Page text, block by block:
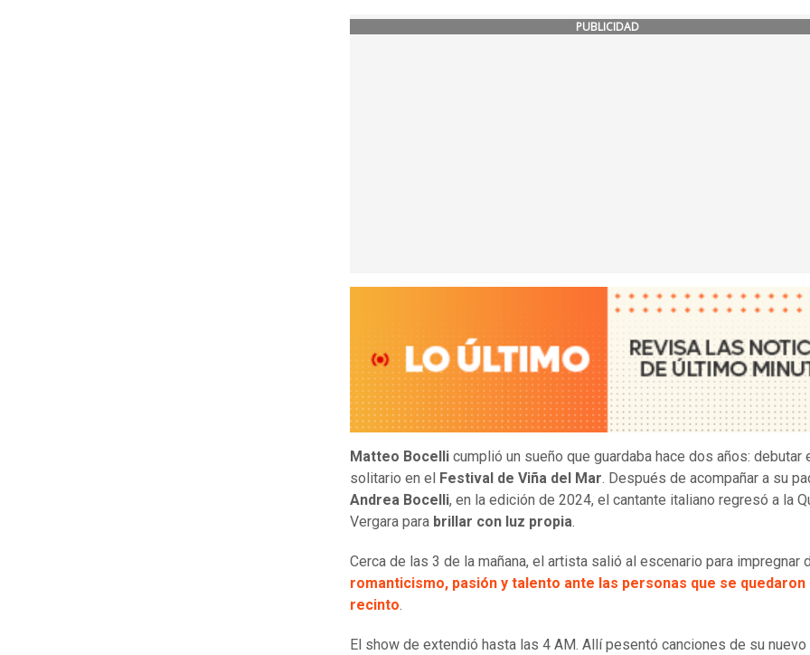
PUBLICIDAD
Matteo Bocelli cumplió un sueño que guardaba hace dos años: debutar
solitario en el
Festival de Viña del Mar. Después de acompañar a su
Andrea Bocelli, en la edición de 2024, el cantante italiano regresó a la
Vergara para brillar con luz propia.
Cerca de las 3 de la mañana, el artista salió al escenario para impregnar
romanticismo, pasión y talento ante las personas que se quedaron
recinto.
El show de extendió hasta las 4 AM. Allí pesentó canciones de su